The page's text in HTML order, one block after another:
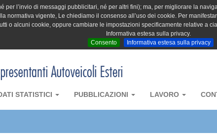
per l’invio di messaggi pubblicitari, né per altri fini); ma, per migliorare la
vigente, Le chiediamo il consenso all’uso dei cookie. Per
o alcuni cookie, oppure cambiare le impostazioni specificamente relative a
Informativa estesa sulla privacy.
Consento
Informativa estesa sulla privacy
STATISTICI PUBBLICAZIONI LAVORO